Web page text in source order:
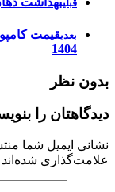
قبلی
بعدیقیمت
1404
بدون نظر
دیدگاهتان را
نشانی ایمیل شما
علامت‌گذاری شده‌اند